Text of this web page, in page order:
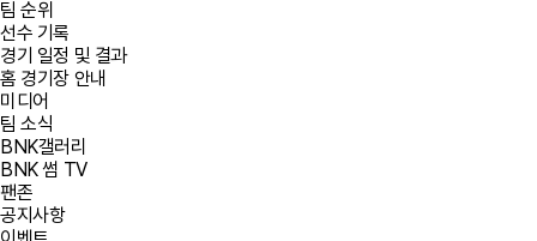
팀 순위
선수 기록
경기 일정 및 결과
홈 경기장 안내
미디어
팀 소식
BNK갤러리
BNK 썸 TV
팬존
공지사항